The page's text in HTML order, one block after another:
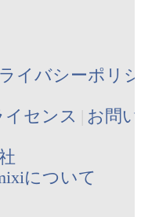
イバシーポリ
イセンス お問
について